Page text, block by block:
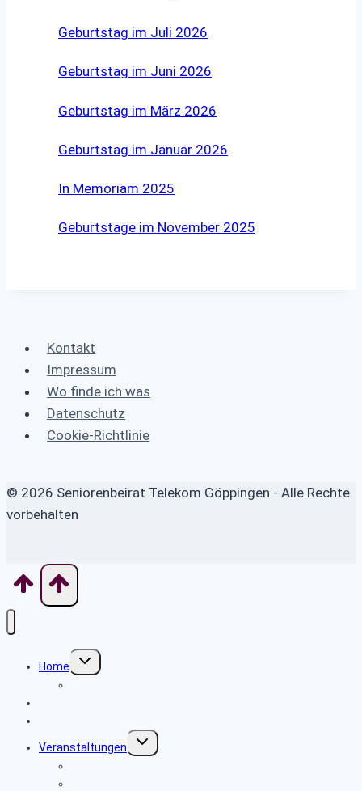
Geburtstag im Juli 2026
Geburtstag im Juni 2026
Geburtstag im März 2026
Geburtstag im Januar 2026
In Memoriam 2025
Geburtstage im November 2025
Kontakt
Impressum
Wo finde ich was
Datenschutz
Cookie-Richtlinie
© 2026 Seniorenbeirat Telekom Göppingen - Alle Rechte
vorbehalten
Home
Untermenü
umschalten
Veranstaltungen
Untermenü
umschalten